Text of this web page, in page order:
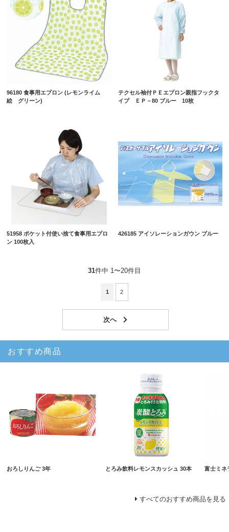
96180 食事用エプロン (レモンライム
絵 グリーン)
テクセル袖付ＰＥエプロン親指フックタ
イプ ＥＰ－80 ブルー 10枚
51958 ポケット付使い捨て食事用エプロ
ン 100枚入
426185 アイソレーションガウン ブルー
31件中 1〜20件目
1 2
おすすめ商品
おろしりんご 3年 とろみ飲料レモンスカッシュ 30本 富士ミネ
すべてのおすすめ商品を見る